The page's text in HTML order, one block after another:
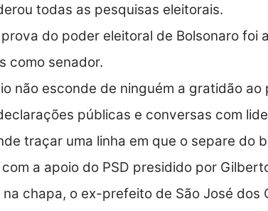
todas as pesquisas eleitorais.
do poder eleitoral de Bolsonaro foi
como senador.
não esconde de ninguém a gratidão
públicas e conversas com
traçar uma linha em que o separe do
a apoio do PSD presidido por
na chapa, o ex-prefeito de São José dos